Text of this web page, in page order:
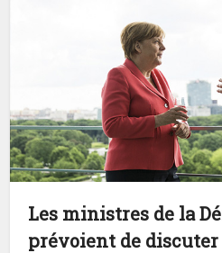
Les ministres de la
prévoient de